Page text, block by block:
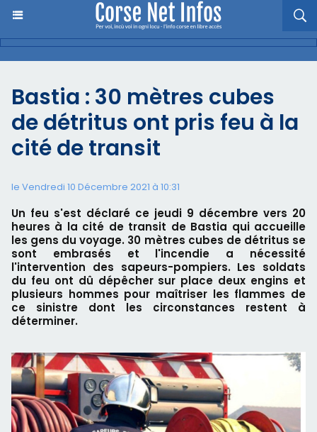
Bastia : 30 mètres cubes
de détritus ont pris feu à la
cité de transit
le Vendredi 10 Décembre 2021 à 10:31
Un feu s'est déclaré ce jeudi 9 décembre vers 20
heures à la cité de transit de Bastia qui accueille
les gens du voyage. 30 mètres cubes de détritus se
sont embrasés et l'incendie a nécessité
l'intervention des sapeurs-pompiers. Les soldats
du feu ont dû dépêcher sur place deux engins et
plusieurs hommes pour maîtriser les flammes de
ce sinistre dont les circonstances restent à
déterminer.